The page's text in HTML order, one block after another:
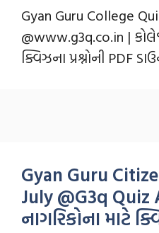
Gyan Guru College
@www.g3q.co.in |
ક્વિઝના પ્રશ્નોની PDF
Gyan Guru
July @G3q Quiz
નાગરિકોના માટે